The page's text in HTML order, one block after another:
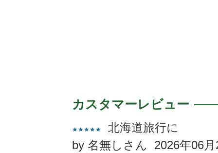
カスタマーレビュー
★★★★★
北海道旅行に
by 名無しさん 2026年06月